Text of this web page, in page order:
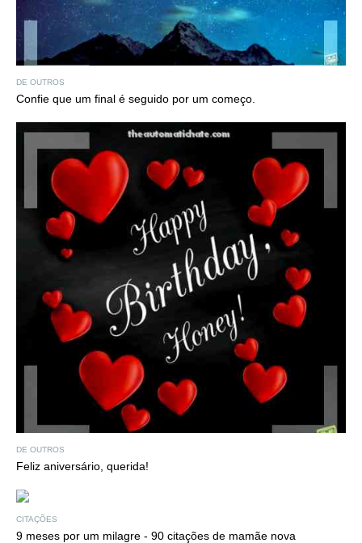
DE OUTROS
Confie que um final é seguido por um começo.
DE OUTROS
Feliz aniversário, querida!
CITAÇÕES
9 meses por um milagre - 90 citações de mamãe nova